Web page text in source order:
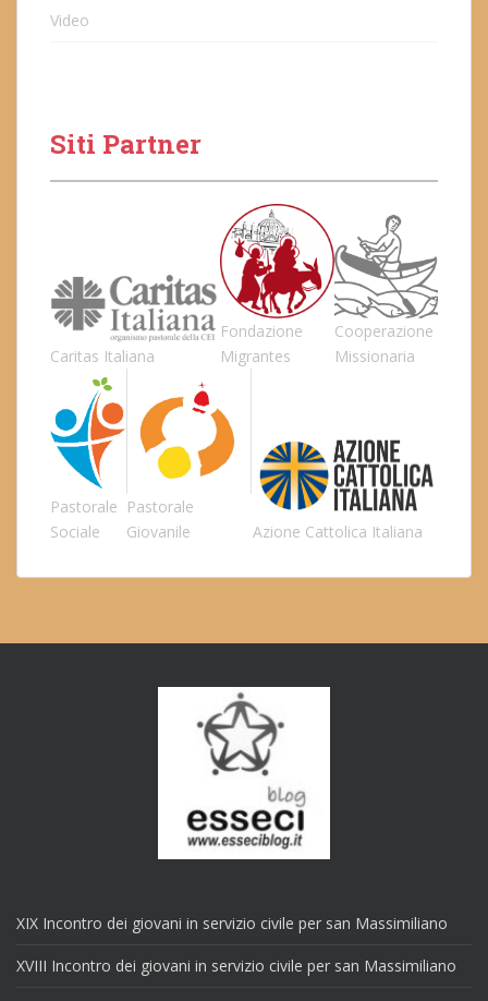
Video
Siti Partner
Caritas Italiana
Fondazione
Migrantes
Cooperazione
Missionaria
Pastorale
Sociale
Pastorale
Giovanile
Azione Cattolica Italiana
XIX Incontro dei giovani in servizio civile per san Massimiliano
XVIII Incontro dei giovani in servizio civile per san Massimiliano